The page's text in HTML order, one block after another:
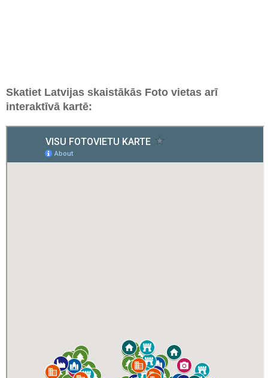
Skatiet Latvijas skaistākās Foto vietas arī
interaktīvā kartē: